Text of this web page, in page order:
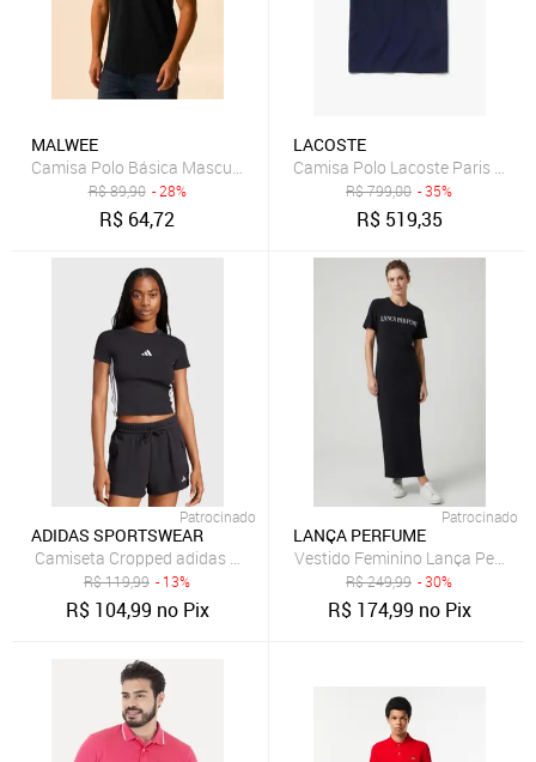
MALWEE
Camisa Polo Básica Masculina Gola Retilínea Em Piquet Stretch
R$89,90 - 28%
R$ 64,72
LACOSTE
Camisa Polo Lacoste Paris
R$799,00 - 35%
R$ 519,35
Patrocinado
ADIDAS SPORTSWEAR
Camiseta Cropped adidas Sportswear Ajustada 3 Stripes Preta
R$119,99 - 13%
R$ 104,99 no Pix
Patrocinado
LANÇA PERFUME
Vestido Feminino Lança
R$249,99 - 30%
R$ 174,99 no Pix